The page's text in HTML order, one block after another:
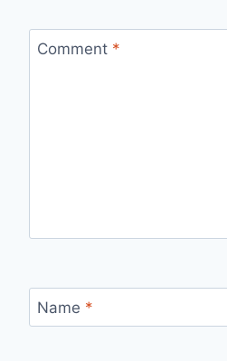
Comment *
Name *